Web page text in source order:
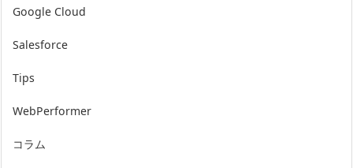
Google Cloud
Salesforce
Tips
WebPerformer
コラム